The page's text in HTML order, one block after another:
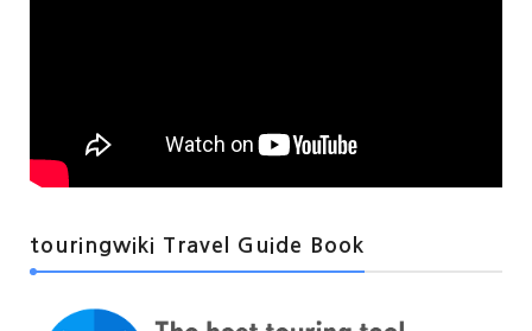
touringwiki Travel Guide Book